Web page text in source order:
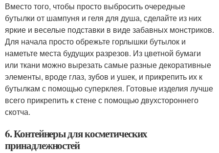
Вместо того, чтобы просто выбросить очередные
бутылки от шампуня и геля для душа, сделайте из них
яркие и веселые подставки в виде забавных монстриков.
Для начала просто обрежьте горлышки бутылок и
наметьте места будущих разрезов. Из цветной бумаги
или ткани можно вырезать самые разные декоративные
элементы, вроде глаз, зубов и ушек, и прикрепить их к
бутылкам с помощью суперклея. Готовые изделия лучше
всего прикрепить к стене с помощью двухстороннего
скотча.
6. Контейнеры для косметических
принадлежностей